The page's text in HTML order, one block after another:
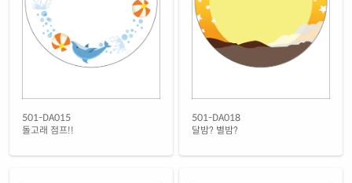
501-DA015
돌고래 점프!!
501-DA018
달밤? 별밤?